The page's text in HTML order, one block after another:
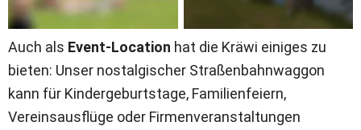
Auch als Event-Location hat die Kräwi einiges zu
bieten: Unser nostalgischer Straßenbahnwaggon
kann für Kindergeburtstage, Familienfeiern,
Vereinsausflüge oder Firmenveranstaltungen